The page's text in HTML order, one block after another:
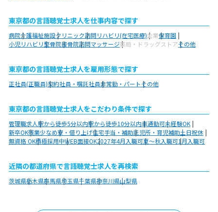
東京都の言語聴覚士求人を仕事内容で探す
病院介護福祉施設クリニック訪問リハビリ(在宅医療)企業保育園
小児リハビリ整骨院接骨院訪問マッサージ薬局・ドラッグストアその他
東京都の言語聴覚士求人を雇用形態で探す
正社員(正職員)契約社員・嘱託社員非常勤・パートその他
東京都の言語聴覚士求人をこだわり条件で探す
管理職求人駅から徒歩5分以内駅から徒歩10分以内車通勤可未経験OK
新卒OK残業少なめ寮・借り上げ住宅手当・補助託児所・育児補助土日祝休
無資格 OK積極採用中WEB面接OK2027年4月入職可夏～秋入職可1月入職可
近隣の都道府県で言語聴覚士求人を再検索
茨城県栃木県群馬県埼玉県千葉県神奈川県山梨県